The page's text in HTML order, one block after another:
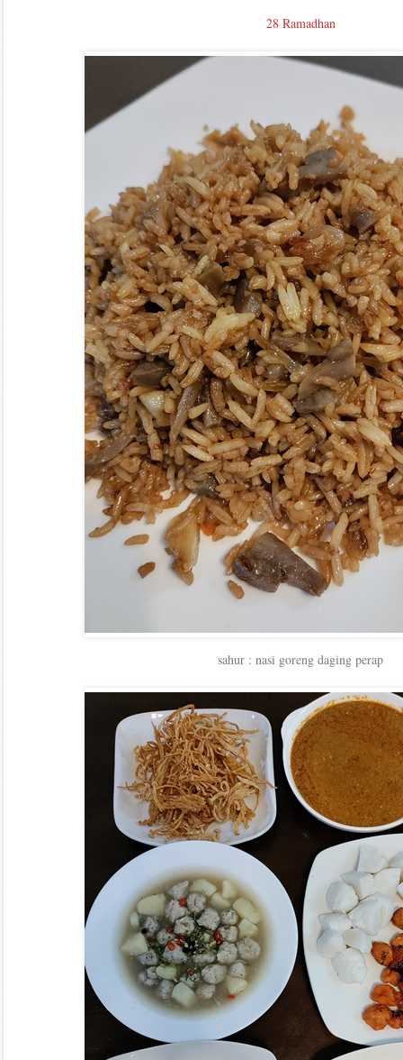
28 Ramadhan
sahur : nasi goreng daging perap